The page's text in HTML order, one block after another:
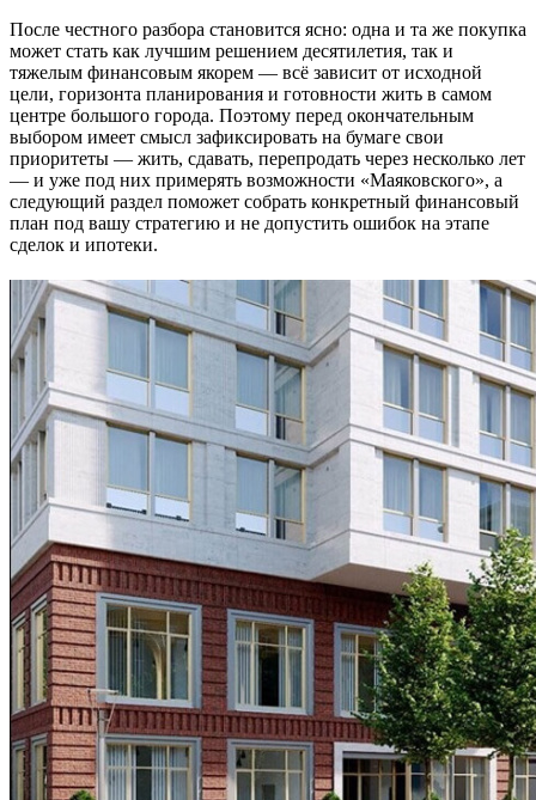
После честного разбора становится ясно: одна и та же покупка
может стать как лучшим решением десятилетия, так и
тяжелым финансовым якорем — всё зависит от исходной
цели, горизонта планирования и готовности жить в самом
центре большого города. Поэтому перед окончательным
выбором имеет смысл зафиксировать на бумаге свои
приоритеты — жить, сдавать, перепродать через несколько лет
— и уже под них примерять возможности «Маяковского», а
следующий раздел поможет собрать конкретный финансовый
план под вашу стратегию и не допустить ошибок на этапе
сделок и ипотеки.